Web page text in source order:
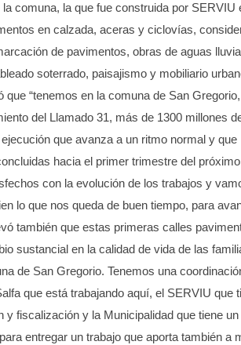
comuna, la que fue construida por SERVIU
en calzada, aceras y ciclovías,
de pavimentos, obras de aguas
soterrado, paisajismo y mobiliario
que “tenemos en la comuna de San
del Llamado 31, más de 1300 millones
que avanza a un ritmo normal y que
hacia el primer trimestre del
con la evolución de los trabajos y
lo que nos queda de buen tiempo, para
también que estas primeras calles
sustancial en la calidad de vida de las
de San Gregorio. Tenemos una
que está trabajando aquí, el SERVIU que
y fiscalización y la Municipalidad que tiene un
entregar un trabajo que aporta también a